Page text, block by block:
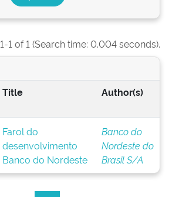
1 of 1 (Search time: 0.004 seconds).
Title Author(s)
Farol do
desenvolvimento
Banco do Nordeste
Banco do
Nordeste do
Brasil S/A